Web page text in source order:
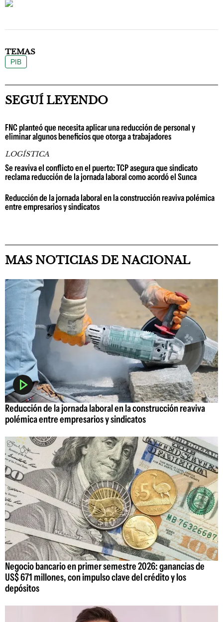
TEMAS
PIB
SEGUÍ LEYENDO
FNC planteó que necesita aplicar una reducción de personal y
eliminar algunos beneficios que otorga a trabajadores
LOGÍSTICA
Se reaviva el conflicto en el puerto: TCP asegura que sindicato
reclama reducción de la jornada laboral como acordó el Sunca
Reducción de la jornada laboral en la construcción reaviva polémica
entre empresarios y sindicatos
MAS NOTICIAS DE NACIONAL
Reducción de la jornada laboral en la construcción reaviva
polémica entre empresarios y sindicatos
Negocio bancario en primer semestre 2026: ganancias de
US$ 671 millones, con impulso clave del crédito y los
depósitos